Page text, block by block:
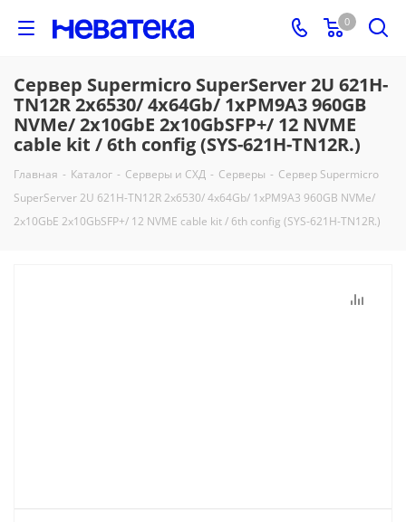
0
Сервер Supermicro SuperServer 2U 621H-
TN12R 2x6530/ 4x64Gb/ 1xPM9A3 960GB
NVMe/ 2x10GbE 2x10GbSFP+/ 12 NVME
cable kit / 6th config (SYS-621H-TN12R.)
Главная - Каталог - Серверы и СХД - Серверы - Сервер Supermicro
SuperServer 2U 621H-TN12R 2x6530/ 4x64Gb/ 1xPM9A3 960GB NVMe/
2x10GbE 2x10GbSFP+/ 12 NVME cable kit / 6th config (SYS-621H-TN12R.)